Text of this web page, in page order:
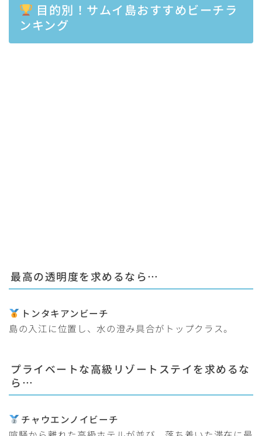
目的別！サムイ島おすすめビーチラ
ンキング
最高の透明度を求めるなら…
トンタキアンビーチ
島の入江に位置し、水の澄み具合がトップクラス。
プライベートな高級リゾートステイを求めるな
ら…
チャウエンノイビーチ